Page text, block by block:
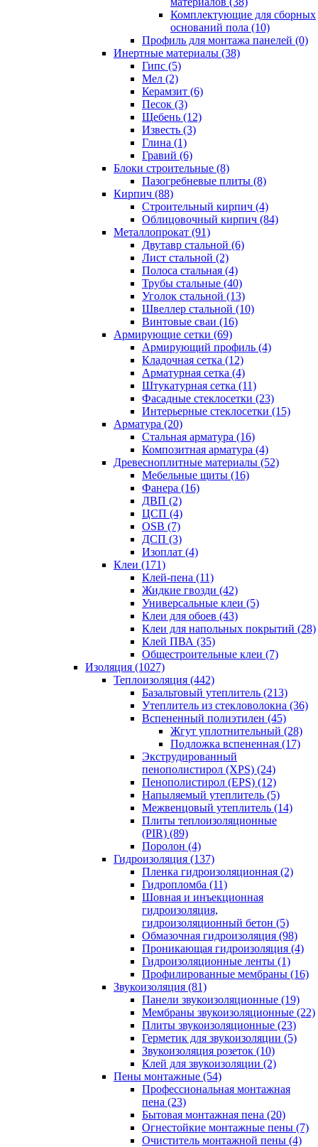
Комплектующие для сборных
оснований пола (10)
Профиль для монтажа панелей (0)
Инертные материалы (38)
Гипс (5)
Мел (2)
Керамзит (6)
Песок (3)
Щебень (12)
Известь (3)
Глина (1)
Гравий (6)
Блоки строительные (8)
Пазогребневые плиты (8)
Кирпич (88)
Строительный кирпич (4)
Облицовочный кирпич (84)
Металлопрокат (91)
Двутавр стальной (6)
Лист стальной (2)
Полоса стальная (4)
Трубы стальные (40)
Уголок стальной (13)
Швеллер стальной (10)
Винтовые сваи (16)
Армирующие сетки (69)
Армирующий профиль (4)
Кладочная сетка (12)
Арматурная сетка (4)
Штукатурная сетка (11)
Фасадные стеклосетки (23)
Интерьерные стеклосетки (15)
Арматура (20)
Стальная арматура (16)
Композитная арматура (4)
Древесноплитные материалы (52)
Мебельные щиты (16)
Фанера (16)
ДВП (2)
ЦСП (4)
OSB (7)
ДСП (3)
Изоплат (4)
Клеи (171)
Клей-пена (11)
Жидкие гвозди (42)
Универсальные клеи (5)
Клеи для обоев (43)
Клеи для напольных покрытий (28)
Клей ПВА (35)
Общестроительные клеи (7)
Изоляция (1027)
Теплоизоляция (442)
Базальтовый утеплитель (213)
Утеплитель из стекловолокна (36)
Вспененный полиэтилен (45)
Жгут уплотнительный (28)
Подложка вспененная (17)
Экструдированный
пенополистирол (XPS) (24)
Пенополистирол (EPS) (12)
Напыляемый утеплитель (5)
Межвенцовый утеплитель (14)
Плиты теплоизоляционные
(PIR) (89)
Поролон (4)
Гидроизоляция (137)
Пленка гидроизоляционная (2)
Гидропломба (11)
Шовная и инъекционная
гидроизоляция,
гидроизоляционный бетон (5)
Обмазочная гидроизоляция (98)
Проникающая гидроизоляция (4)
Гидроизоляционные ленты (1)
Профилированные мембраны (16)
Звукоизоляция (81)
Панели звукоизоляционные (19)
Мембраны звукоизоляционные (22)
Плиты звукоизоляционные (23)
Герметик для звукоизоляции (5)
Звукоизоляция розеток (10)
Клей для звукоизоляции (2)
Пены монтажные (54)
Профессиональная монтажная
пена (23)
Бытовая монтажная пена (20)
Огнестойкие монтажные пены (7)
Очиститель монтажной пены (4)